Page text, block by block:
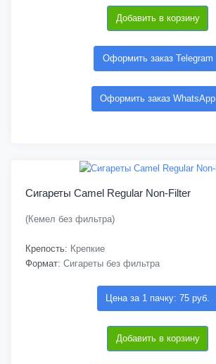
Добавить в корзину
Оформить заказ Telegram
Оформить заказ WhatsApp
Сигареты Camel Regular Non-Filter
(Кемел без фильтра)
Крепость: Крепкие
Формат: Сигареты без фильтра
Цена за 1 пачку: 75 руб.
Добавить в корзину